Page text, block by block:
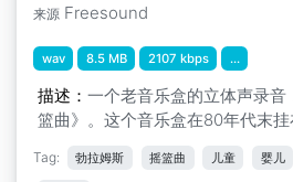
来源 Freesound
wav 8.5 MB 2107 kbps ...
描述： 一个老音乐盒的立体声录
篮曲》。这个音乐盒在80年代末挂
Tag: 勃拉姆斯 摇篮曲 儿童 婴儿